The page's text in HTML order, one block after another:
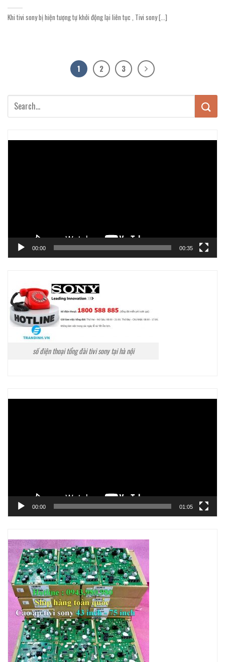
Khi tivi sony bị hiện tượng tự khởi động lại liên tục , Tivi sony [...]
1 2 3
00:00 00:35
số điện thoại tổng đài tivi sony tại hà nội
00:00 01:05